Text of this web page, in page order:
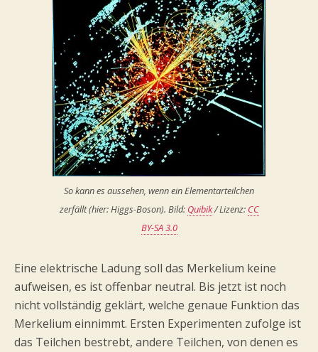
So kann es aussehen, wenn ein Elementarteilchen
zerfällt (hier: Higgs-Boson). Bild: Quibik/ Lizenz: CC
BY-SA 3.0
Eine elektrische Ladung soll das Merkelium keine
aufweisen, es ist offenbar neutral. Bis jetzt ist noch
nicht vollständig geklärt, welche genaue Funktion das
Merkelium einnimmt. Ersten Experimenten zufolge ist
das Teilchen bestrebt, andere Teilchen, von denen es